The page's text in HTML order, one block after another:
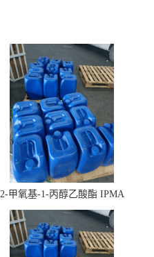
2-甲氧基-1-丙醇乙酸酯 IPMA